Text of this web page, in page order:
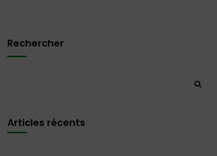
Rechercher
Articles récents